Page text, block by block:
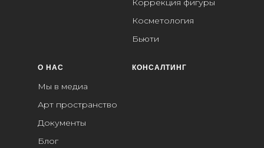
Коррекция фигуры
Косметология
Бьюти
О НАС
Мы в медиа
Арт пространство
Документы
Блог
КОНСАЛТИНГ